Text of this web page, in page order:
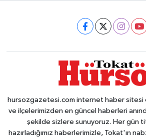
hursozgazetesi.com internet haber sitesi
ve ilçelerimizden en güncel haberleri
şekilde sizlere sunuyoruz. Her gün
hazırladığımız haberlerimizle, Tokat'ın